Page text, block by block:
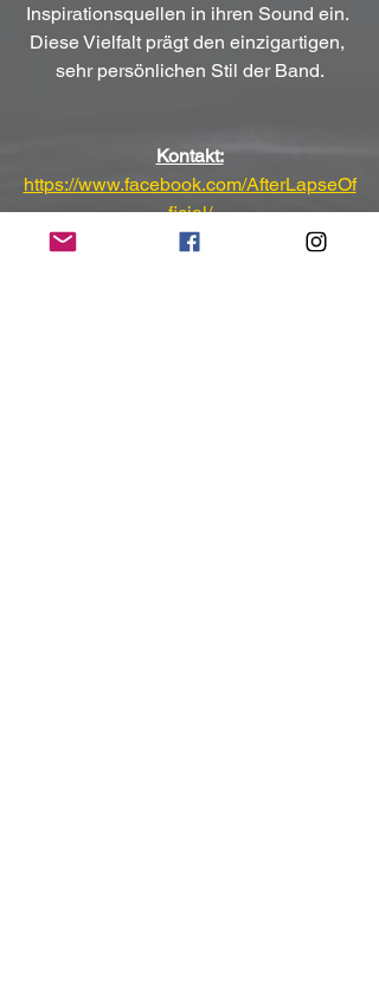
Inspirationsquellen in ihren Sound ein.
Diese Vielfalt prägt den einzigartigen,
sehr persönlichen Stil der Band.
Kontakt:
https://www.facebook.com/AfterLapseOf
ficial/
https://www.instagram.com/afterlapseoffi